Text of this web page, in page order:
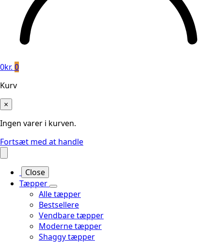
0kr. 0
Kurv
×
Ingen varer i kurven.
Fortsæt med at handle
Close
Tæpper
Alle tæpper
Bestsellere
Vendbare tæpper
Moderne tæpper
Shaggy tæpper